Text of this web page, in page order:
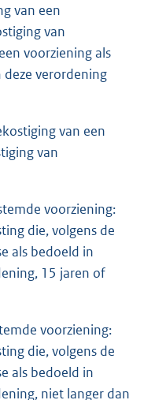
van een
van
voorziening als
verordening
van een
van
voorziening:
die, volgens de
als bedoeld in
15 jaren of
voorziening:
die, volgens de
als bedoeld in
niet langer dan